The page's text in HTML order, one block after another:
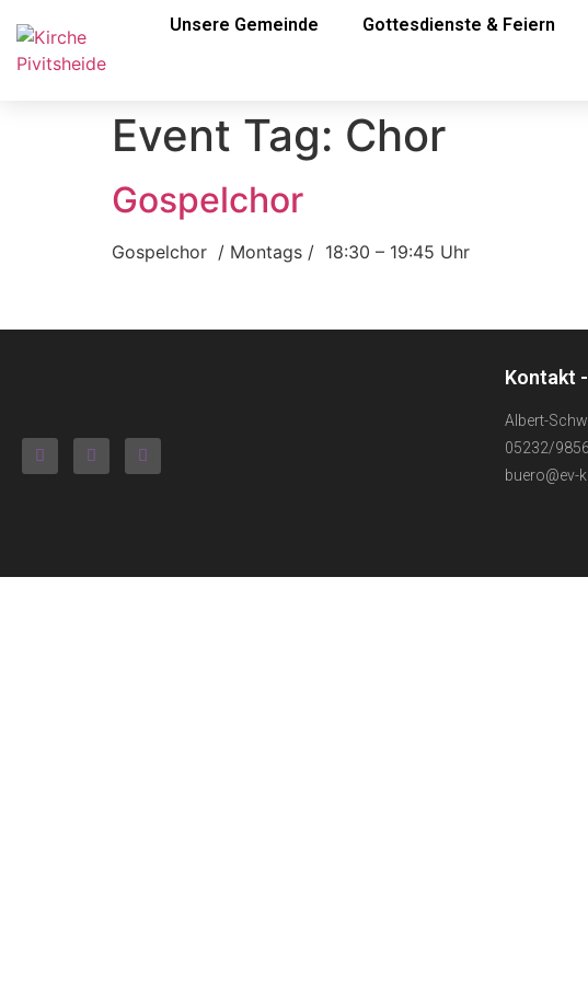
Unsere Gemeinde Gottesdienste & Feiern
Event Tag: Chor
Gospelchor
Gospelchor / Montags / 18:30 – 19:45 Uhr
Kontakt
Albert-
05232/
buero@ev-